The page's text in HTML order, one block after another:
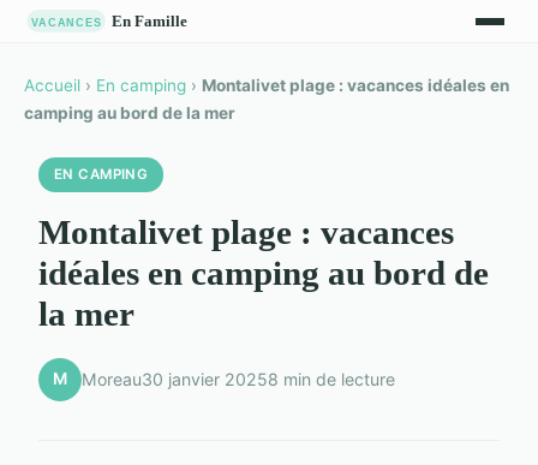
Accueil › En camping › Montalivet plage : vacances idéales en
camping au bord de la mer
EN CAMPING
Montalivet plage : vacances
idéales en camping au bord de
la mer
M Moreau30 janvier 20258 min de lecture